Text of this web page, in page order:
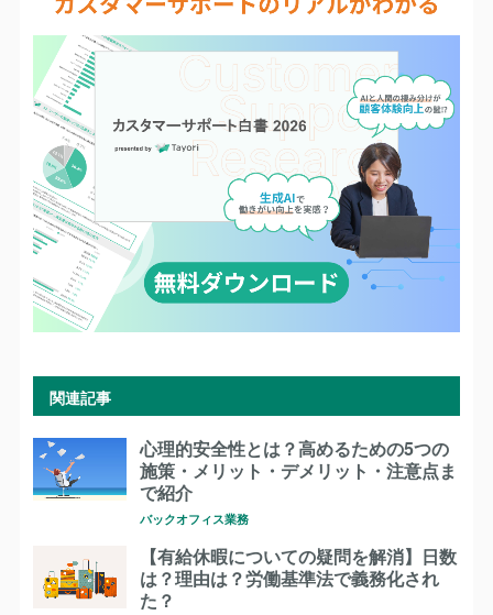
関連記事
心理的安全性とは？高めるための5つの
施策・メリット・デメリット・注意点ま
で紹介
バックオフィス業務
【有給休暇についての疑問を解消】日数
は？理由は？労働基準法で義務化され
た？